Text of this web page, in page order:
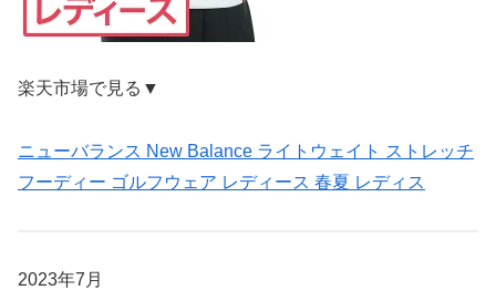
楽天市場で見る▼
ニューバランス New Balance ライトウェイト ストレッチ
フーディー ゴルフウェア レディース 春夏 レディス
2023年7月